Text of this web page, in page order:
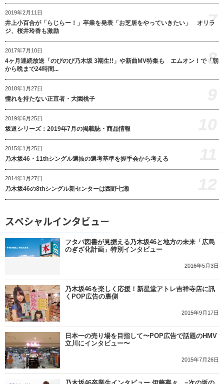
2019年2月11日
井上小百合が「らじらー！」卒業を発表「お芝居をやっていきたい」 オリラ
ジ、桜井玲香も激励
7
2017年7月10日
4ヶ月連続放送「のびのび乃木坂 3期生!!」や新曲MV特集も エムオン！で「朝
から晩まで24時間...
8
2018年1月27日
憧れを持たない正直者・大園桃子
2019年6月25日
坂道シリーズ：2019年7月の掲載誌・商品情報
2015年1月25日
乃木坂46・11thシングル選抜の選考基準を握手会から考える
2014年1月27日
乃木坂46の8thシングル新センターは西野七瀬
スペシャルインタビュー
フタバ図書が見据える乃木坂46と地方の未来「広島
のぎざ化計画」特別インタビュー
2016年5月3日
乃木坂46を楽しく応援！新星堂アトレ吉祥寺店に訊
くPOP広告の裏側
2015年9月17日
日本一の売り場を目指して〜POP広告で話題のHMV
立川にインタビュー〜
2015年7月26日